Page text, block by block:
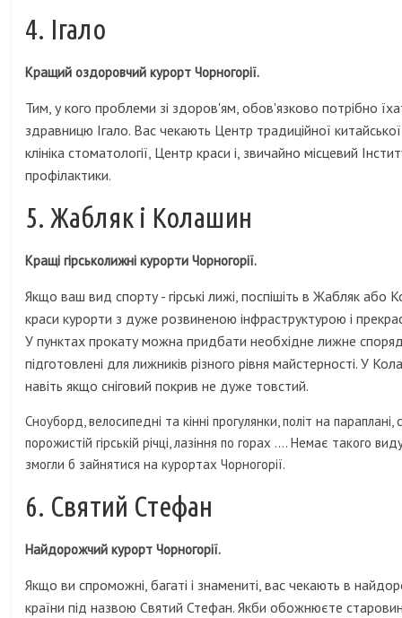
4. Ігало
Кращий оздоровчий курорт Чорногорії.
Тим, у кого проблеми зі здоров'ям, обов'язково потрібно
здравницю Ігало. Вас чекають Центр традиційної
клініка стоматології, Центр краси і, звичайно місцевий
профілактики.
5. Жабляк і Колашин
Кращі гірськолижні курорти Чорногорії.
Якщо ваш вид спорту - гірські лижі, поспішіть в Жабляк або
краси курорти з дуже розвиненою інфраструктурою і
У пунктах прокату можна придбати необхідне лижне
підготовлені для лижників різного рівня майстерності. У
навіть якщо сніговий покрив не дуже товстий.
Сноуборд, велосипедні та кінні прогулянки, політ на параплані,
порожистій гірській річці, лазіння по горах .... Немає такого
змогли б зайнятися на курортах Чорногорії.
6. Святий Стефан
Найдорожчий курорт Чорногорії.
Якщо ви спроможні, багаті і знамениті, вас чекають в
країни під назвою Святий Стефан. Якби обожнюєте